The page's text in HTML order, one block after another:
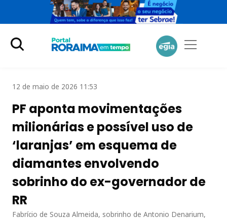
12 de maio de 2026 11:53
PF aponta movimentações
milionárias e possível uso de
‘laranjas’ em esquema de
diamantes envolvendo
sobrinho do ex-governador de
RR
Fabrício de Souza Almeida, sobrinho de Antonio Denarium,